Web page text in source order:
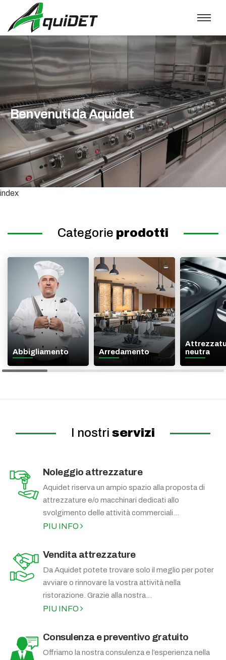
index
Categorie prodotti
Abbigliamento Arredamento
neutra
I nostri servizi
Noleggio attrezzature
Aquidet riserva un ampio spazio alla proposta di
attrezzature e/o macchinari dedicati allo
svolgimento delle attività commerciali...
PIU INFO
Vendita attrezzature
Da Aquidet potete trovare solo il meglio per poter
avviare o rinnovare la vostra attività nella
ristorazione. Grazie alla nostra...
PIU INFO
Consulenza e preventivo gratuito
Offriamo la nostra consulenza e l’esperienza nella